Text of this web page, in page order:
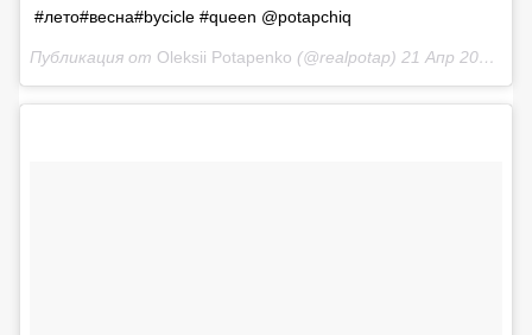
#лето#весна#bycicle #queen @potapchiq
Публикация от Oleksii Potapenko (@realpotap) 21 Апр 2018 в 8:37 PDT